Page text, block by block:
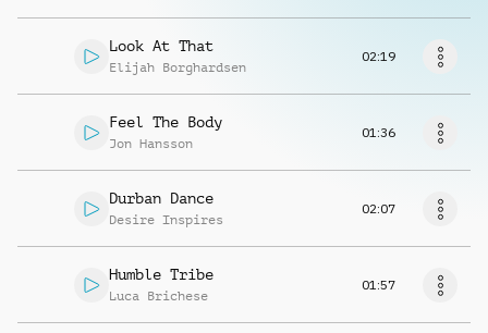
Look At That
Elijah Borghardsen
02:19
Feel The Body
Jon Hansson
01:36
Durban Dance
Desire Inspires
02:07
Humble Tribe
Luca Brichese
01:57